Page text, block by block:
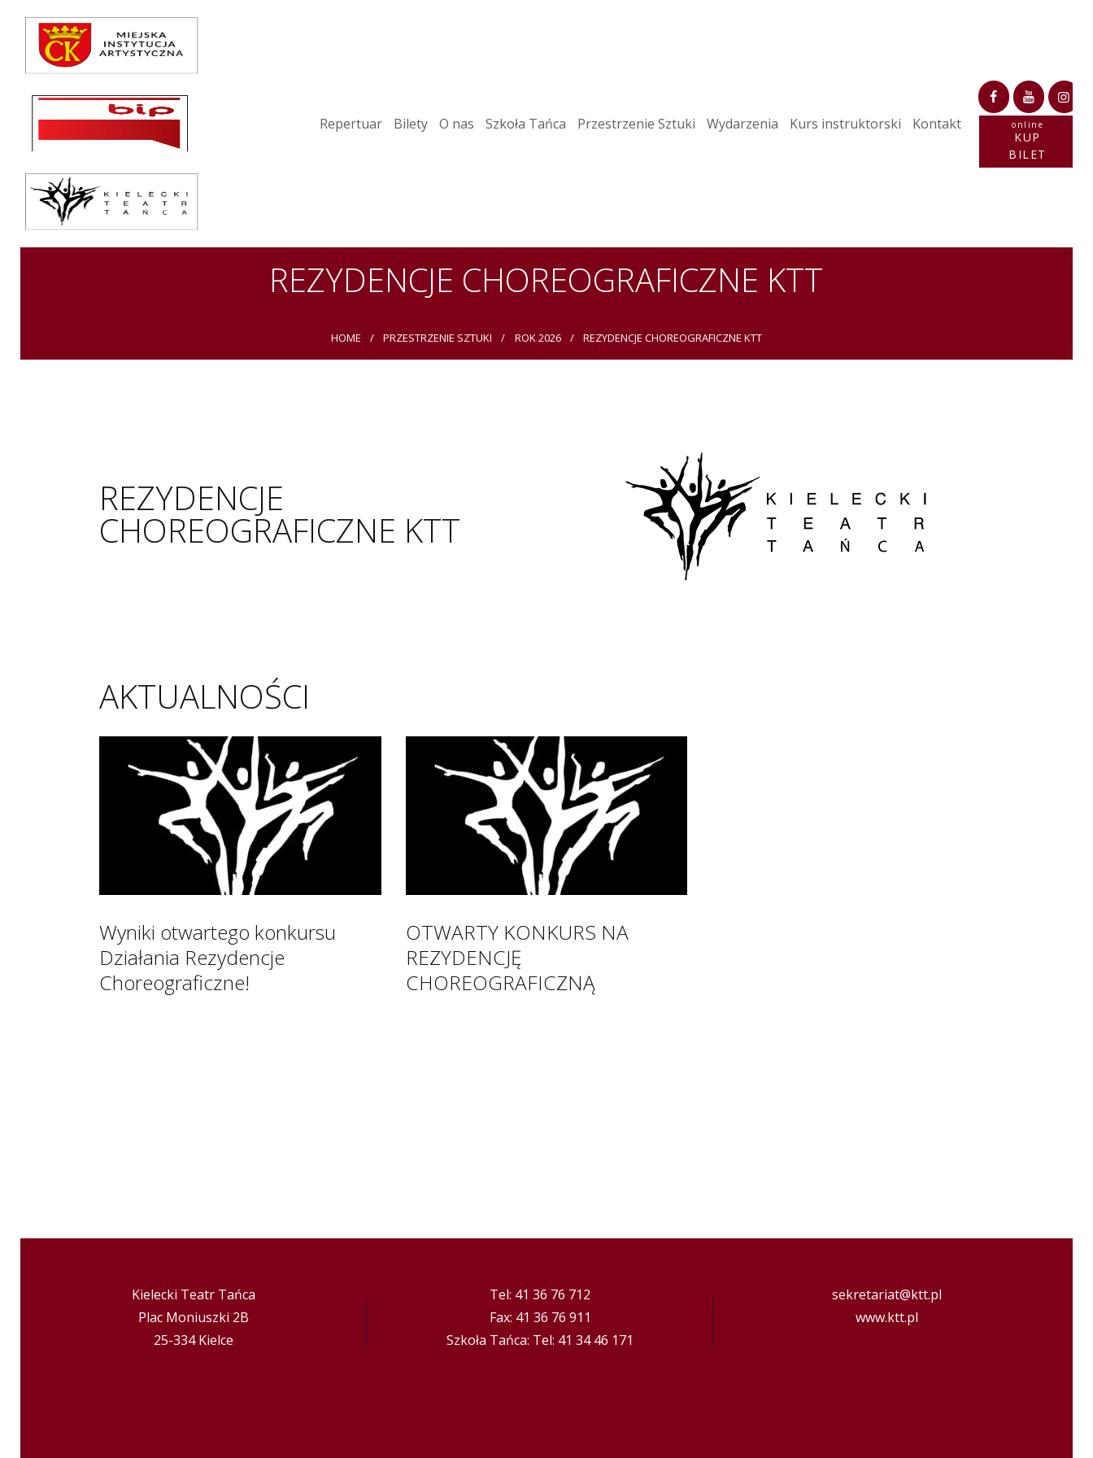
Repertuar Bilety O nas Szkoła Tańca Przestrzenie Sztuki Wydarzenia Kurs instruktorski Kontakt online
KUP
BILET
REZYDENCJE CHOREOGRAFICZNE KTT
HOME PRZESTRZENIE SZTUKI ROK 2026 REZYDENCJE CHOREOGRAFICZNE KTT
Repertuar
Teatr / Zespół
Szkoła
Przestrzenie Sztuki
Warsztaty
Festiwal
REZYDENCJE
CHOREOGRAFICZNE KTT
AKTUALNOŚCI
Wyniki otwartego konkursu
Działania Rezydencje
Choreograficzne!
OTWARTY KONKURS NA
REZYDENCJĘ
CHOREOGRAFICZNĄ
Kielecki Teatr Tańca
Plac Moniuszki 2B
25-334 Kielce
Tel: 41 36 76 712
Fax: 41 36 76 911
Szkoła Tańca: Tel: 41 34 46 171
sekretariat@ktt.pl
www.ktt.pl